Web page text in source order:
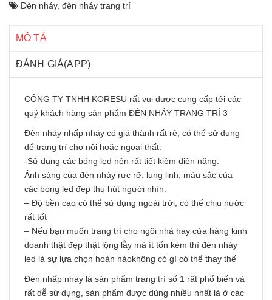
Đèn nháy, đèn nháy trang trí
MÔ TẢ
ĐÁNH GIÁ(APP)
CÔNG TY TNHH KORESU rất vui được cung cấp tới các
quý khách hàng sản phẩm ĐÈN NHÁY TRANG TRÍ 3
Đèn nháy nhấp nháy có giá thành rất rẻ, có thể sử dụng
để trang trí cho nội hoặc ngoại thất.
-Sử dụng các bóng led nên rất tiết kiệm điện năng.
Ánh sáng cùa đèn nháy rực rỡ, lung linh, màu sắc của
các bóng led đẹp thu hút người nhìn.
– Độ bền cao có thể sử dụng ngoài trời, có thể chịu nước
rất tốt
– Nếu bạn muốn trang trí cho ngôi nhà hay cửa hàng kinh
doanh thật đẹp thật lộng lẫy mà ít tốn kém thì đèn nháy
led là sự lựa chọn hoàn hảokhông có gì có thể thay thế
Đèn nhấp nháy là sản phẩm trang trí số 1 rất phổ biến và
rất dễ sử dụng, sản phẩm được dùng nhiều nhất là ở các